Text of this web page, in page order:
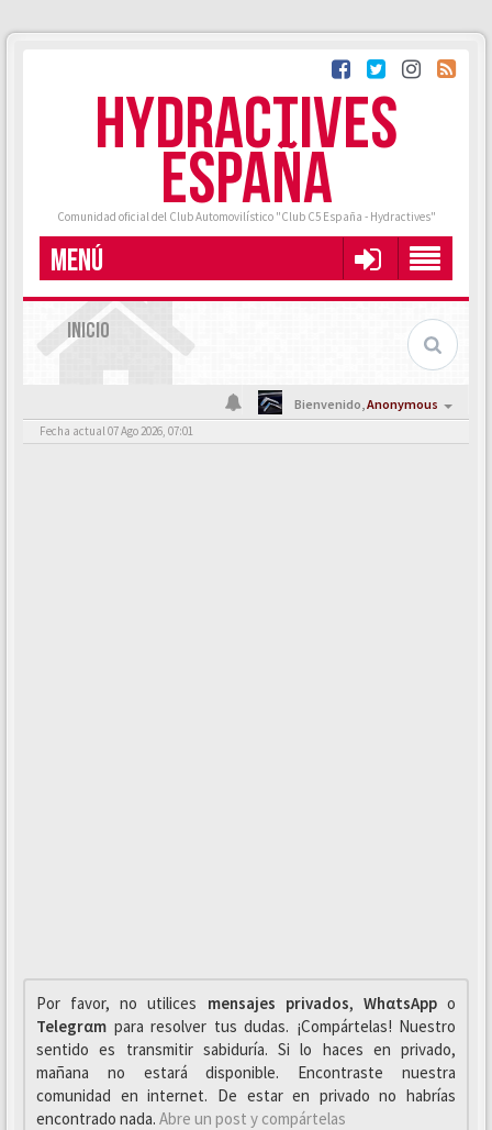
HYDRACTIVES
ESPAÑA
Comunidad oficial del Club Automovilístico "Club C5 España - Hydractives"
MENÚ
INICIO
Bienvenido,Anonymous
Fecha actual 07 Ago 2026, 07:01
Por favor, no utilices mensajes privados, WhαtsAppo
Telegrαm para resolver tus dudas. ¡Compártelas! Nuestro
sentido es transmitir sabiduría. Si lo haces en privado,
mañana no estará disponible. Encontraste nuestra
comunidad en internet. De estar en privado no habrías
encontrado nada. Abre un post y compártelas